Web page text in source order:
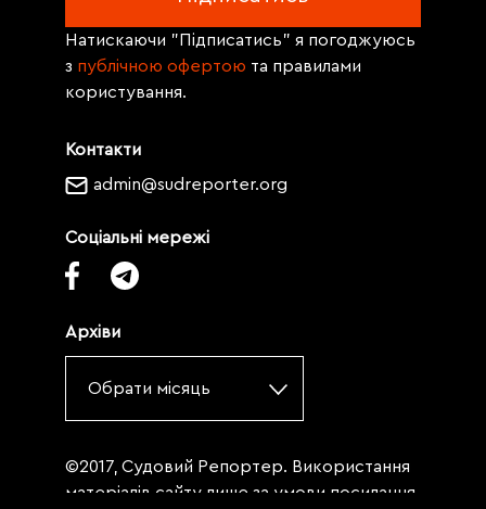
Контакти
admin@sudreporter.org
Соціальні мережі
Архіви
Обрати місяць
Натискаючи "Підписатись" я погоджуюсь
з публічною офертою та правилами
користування.
©2017, Судовий Репортер. Використання
матеріалів сайту лише за умови посилання